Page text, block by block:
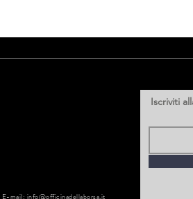
E-mail: info@officinadellaborsa.it
Iscriviti